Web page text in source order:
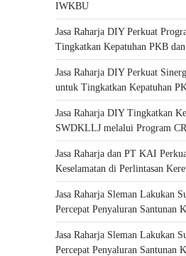
IWKBU
Jasa Raharja DIY Perkuat
Tingkatkan Kepatuhan PKB
Jasa Raharja DIY Perkuat
untuk Tingkatkan Kepatuhan
Jasa Raharja DIY Tingkatkan
SWDKLLJ melalui Program
Jasa Raharja dan PT KAI
Keselamatan di Perlintasan
Jasa Raharja Sleman Lakukan
Percepat Penyaluran Santunan
Jasa Raharja Sleman Lakukan
Percepat Penyaluran Santunan